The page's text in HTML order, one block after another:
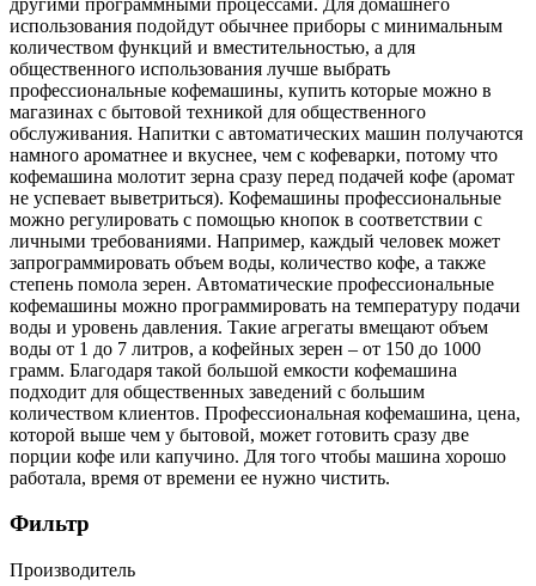
использования подойдут обычнее приборы с минимальным
количеством функций и вместительностью, а для
общественного использования лучше выбрать
профессиональные кофемашины, купить которые можно в
магазинах с бытовой техникой для общественного
обслуживания. Напитки с автоматических машин получаются
намного ароматнее и вкуснее, чем с кофеварки, потому что
кофемашина молотит зерна сразу перед подачей кофе (аромат
не успевает выветриться). Кофемашины профессиональные
можно регулировать с помощью кнопок в соответствии с
личными требованиями. Например, каждый человек может
запрограммировать объем воды, количество кофе, а также
степень помола зерен. Автоматические профессиональные
кофемашины можно программировать на температуру подачи
воды и уровень давления. Такие агрегаты вмещают объем
воды от 1 до 7 литров, а кофейных зерен – от 150 до 1000
грамм. Благодаря такой большой емкости кофемашина
подходит для общественных заведений с большим
количеством клиентов. Профессиональная кофемашина, цена,
которой выше чем у бытовой, может готовить сразу две
порции кофе или капучино. Для того чтобы машина хорошо
работала, время от времени ее нужно чистить.
Фильтр
Производитель